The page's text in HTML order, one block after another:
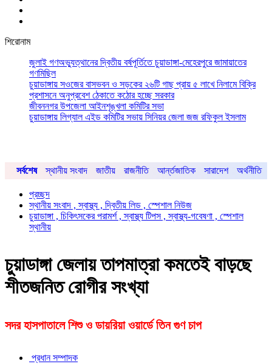
শিরোনাম
জুলাই গণঅভ্যুত্থানের দ্বিতীয় বর্ষপূর্তিতে চুয়াডাঙ্গা-মেহেরপুরে জামায়াতের
গণমিছিল
চুয়াডাঙ্গায় সওজের বাসভবন ও সড়কের ২৬টি গাছ প্রায় ৫ লাখে নিলামে বিক্রি
প্রশাসনে অনুপ্রবেশ ঠেকাতে কঠোর হচ্ছে সরকার
জীবননগর উপজেলা আইনশৃঙ্খলা কমিটির সভা
চুয়াডাঙ্গায় লিগ্যাল এইড কমিটির সভায় সিনিয়র জেলা জজ রফিকুল ইসলাম
সর্বশেষ স্থানীয় সংবাদ জাতীয় রাজনীতি আর্ন্তজাতিক সারাদেশ অর্থনীতি
প্রচ্ছদ
স্থানীয় সংবাদ , স্বাস্থ্য , দ্বিতীয় লিড , স্পেশাল নিউজ
চুয়াডাঙ্গা , চিকিৎসকের পরামর্শ , স্বাস্থ্য টিপস , স্বাস্থ্য-গবেষণা , স্পেশাল
স্থানীয়
চুয়াডাঙ্গা জেলায় তাপমাত্রা কমতেই বাড়ছে
শীতজনিত রোগীর সংখ্যা
সদর হাসপাতালে শিশু ও ডায়রিয়া ওয়ার্ডে তিন গুণ চাপ
প্রধান সম্পাদক